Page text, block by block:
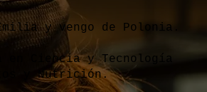
y vengo de Polonia.
en Ciencia y Tecnología
y Nutrición.